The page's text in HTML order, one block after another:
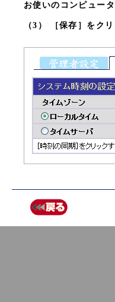
お使いのコンピュー
（3） ［保存］をク